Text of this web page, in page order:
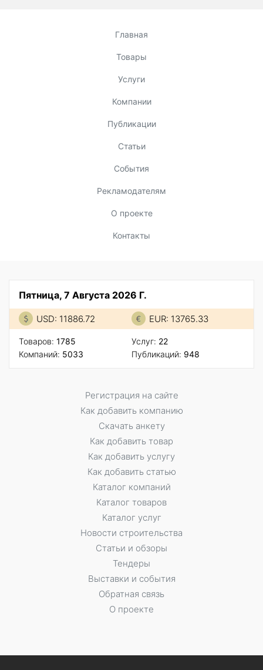
Главная
Товары
Услуги
Компании
Публикации
Статьи
События
Рекламодателям
О проекте
Контакты
Пятница, 7 Августа 2026 Г.
USD: 11886.72 EUR: 13765.33
Товаров: 1785
Компаний: 5033
Услуг: 22
Публикаций: 948
Регистрация на сайте
Как добавить компанию
Скачать анкету
Как добавить товар
Как добавить услугу
Как добавить статью
Каталог компаний
Каталог товаров
Каталог услуг
Новости строительства
Статьи и обзоры
Тендеры
Выставки и события
Обратная связь
О проекте